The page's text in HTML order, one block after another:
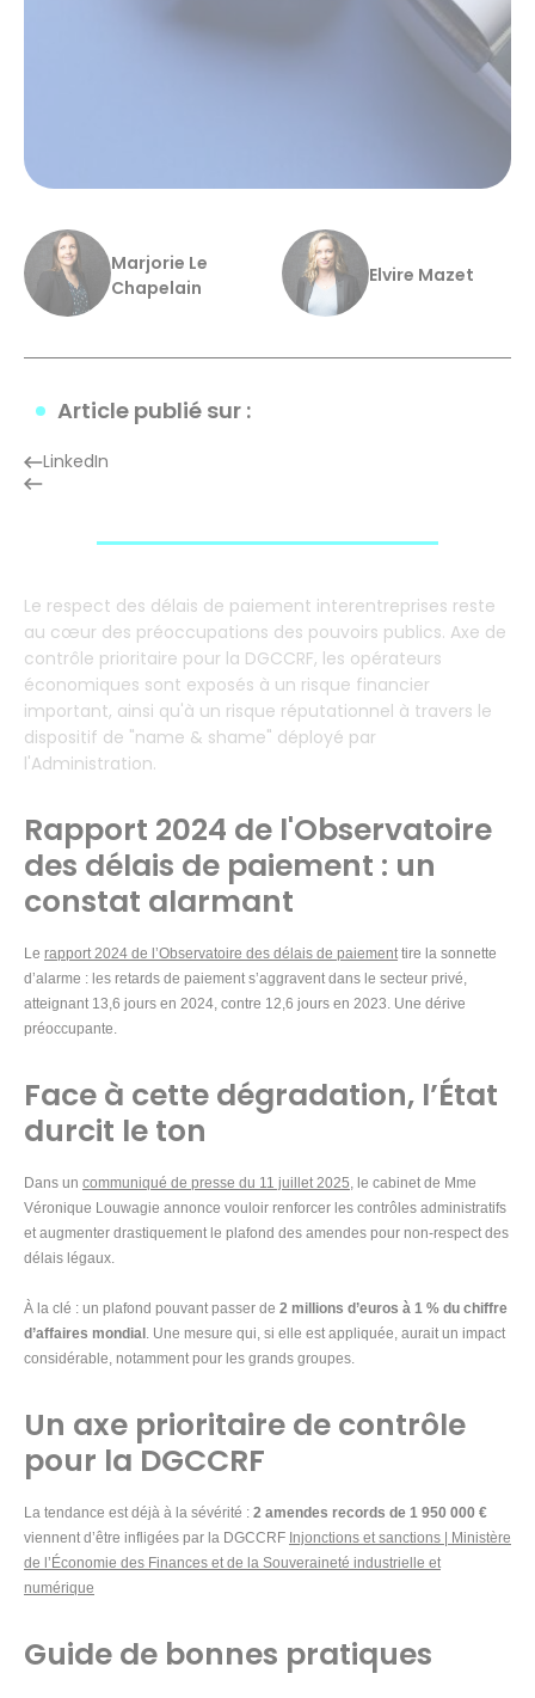
Marjorie Le
Chapelain
Elvire Mazet
Article publié sur :
LinkedIn
Le respect des délais de paiement interentreprises reste
au cœur des préoccupations des pouvoirs publics. Axe de
contrôle prioritaire pour la DGCCRF, les opérateurs
économiques sont exposés à un risque financier
important, ainsi qu'à un risque réputationnel à travers le
dispositif de "name & shame" déployé par
l'Administration.
Rapport 2024 de l'Observatoire
des délais de paiement : un
constat alarmant
Le rapport 2024 de l’Observatoire des délais de paiementtire la sonnette
d’alarme : les retards de paiement s’aggravent dans le secteur privé,
atteignant 13,6 jours en 2024, contre 12,6 jours en 2023. Une dérive
préoccupante.
Face à cette dégradation, l’État
durcit le ton
Dans un communiqué de presse du 11 juillet 2025, le cabinet de Mme
Véronique Louwagie annonce vouloir renforcer les contrôles administratifs
et augmenter drastiquement le plafond des amendes pour non-respect des
délais légaux.
À la clé : un plafond pouvant passer de 2 millions d’euros à 1 % du chiffre
d’affaires mondial . Une mesure qui, si elle est appliquée, aurait un impact
considérable, notamment pour les grands groupes.
Un axe prioritaire de contrôle
pour la DGCCRF
La tendance est déjà à la sévérité : 2 amendes records de 1 950 000 €
viennent d’être infligées par la DGCCRF Injonctions et sanctions | Ministère
de l’Économie des Finances et de la Souveraineté industrielle et
numérique
Guide de bonnes pratiques